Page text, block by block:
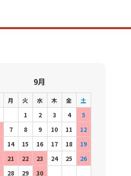
9月
月 火 水 木 金
土
1
2 3 4
5
7 8 9 10 11
12
14 15 16 17 18
19
21 22 23 24 25
26
28 29 30